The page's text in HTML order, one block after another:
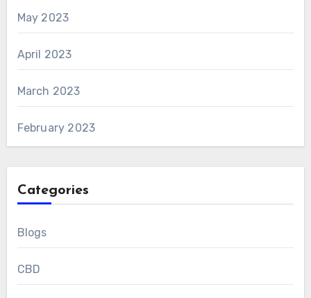
May 2023
April 2023
March 2023
February 2023
Categories
Blogs
CBD